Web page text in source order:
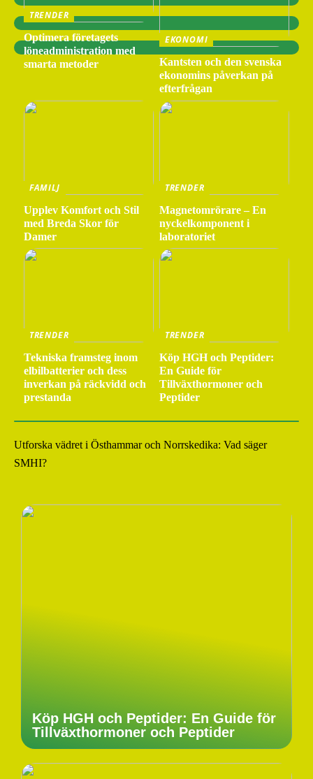
TRENDER
Optimera företagets
löneadministration med
smarta metoder
EKONOMI
Kantsten och den svenska
ekonomins påverkan på
efterfrågan
FAMILJ
Upplev Komfort och Stil
med Breda Skor för
Damer
TRENDER
Magnetomrörare – En
nyckelkomponent i
laboratoriet
TRENDER
Tekniska framsteg inom
elbilbatterier och dess
inverkan på räckvidd och
prestanda
TRENDER
Köp HGH och Peptider:
En Guide för
Tillväxthormoner och
Peptider
Utforska vädret i Östhammar och Norrskedika: Vad säger
SMHI?
Köp HGH och Peptider: En Guide för
Tillväxthormoner och Peptider